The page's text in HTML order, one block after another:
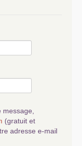
que , serait la
et leur donner un
message,
(gratuit et
adresse e-mail